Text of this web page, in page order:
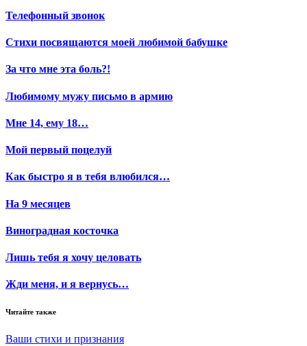
Телефонный звонок
Стихи посвящаются моей любимой бабушке
За что мне эта боль?!
Любимому мужу письмо в армию
Мне 14, ему 18…
Мой первый поцелуй
Как быстро я в тебя влюбился…
На 9 месяцев
Виноградная косточка
Лишь тебя я хочу целовать
Жди меня, и я вернусь…
Читайте также
Ваши стихи и признания